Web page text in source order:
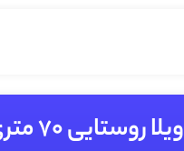
ویلا روستایی 70 متری در روستای بنکده سنگر